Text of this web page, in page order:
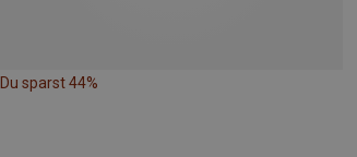
Du sparst 44%